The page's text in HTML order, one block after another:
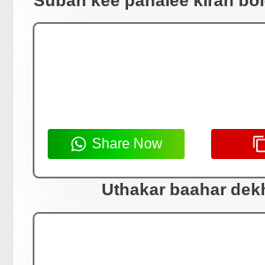
Share Now
Uthakar baahar